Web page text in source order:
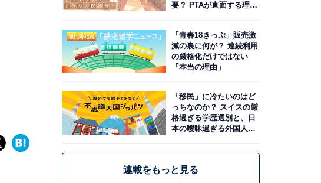
要？ PTAが直面する理想
「青春18きっぷ」販売激
減の裏に何が？ 連続利用
の厳格化だけではない
「本当の理由」
「移民」に冷たいのはど
っちなのか？ スイスの厳
格過ぎる学歴選別と、日
本の曖昧過ぎる外国人政
連載をもっと見る